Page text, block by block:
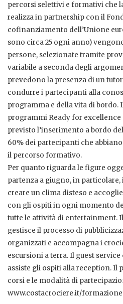
percorsi selettivi e formativi che
realizza in partnership con il
cofinanziamento dell’Unione
sono circa 25 ogni anno)
persone, selezionate tramite
variabile a seconda degli
prevedono la presenza di un
condurre i partecipanti alla
programma e della vita di bordo.
programmi Ready for excellence
previsto l’inserimento a bordo
60% dei partecipanti che
il percorso formativo.
Per quanto riguarda le figure
partenza a giugno, in
creare un clima disteso e
con gli ospiti in ogni momento
tutte le attività di entertainment.
gestisce il processo di
organizzati e accompagna i
escursioni a terra. Il guest
assiste gli ospiti alla reception. Il
corsi e le modalità di
www.costacrociere.it/